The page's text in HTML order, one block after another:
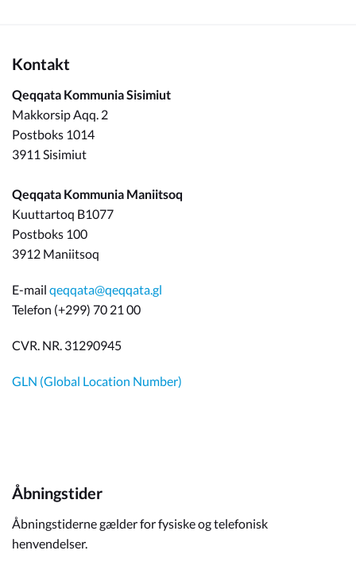
Kontakt
Qeqqata Kommunia Sisimiut
Makkorsip Aqq. 2
Postboks 1014
3911 Sisimiut
Qeqqata Kommunia Maniitsoq
Kuuttartoq B1077
Postboks 100
3912 Maniitsoq
E-mail qeqqata@qeqqata.gl
Telefon (+299) 70 21 00
CVR. NR. 31290945
GLN (Global Location Number)
Åbningstider
Åbningstiderne gælder for fysiske og telefonisk
henvendelser.